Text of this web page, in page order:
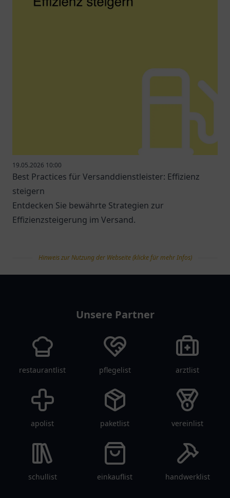
19.05.2026 10:00
Best Practices für Versanddienstleister: Effizienz
steigern
Entdecken Sie bewährte Strategien zur
Effizienzsteigerung im Versand.
Hinweis zur Nutzung der Webseite (klicke für mehr Infos)
Unsere Partner
restaurantlist pflegelist arztlist
apolist paketlist vereinlist
schullist einkauflist handwerklist